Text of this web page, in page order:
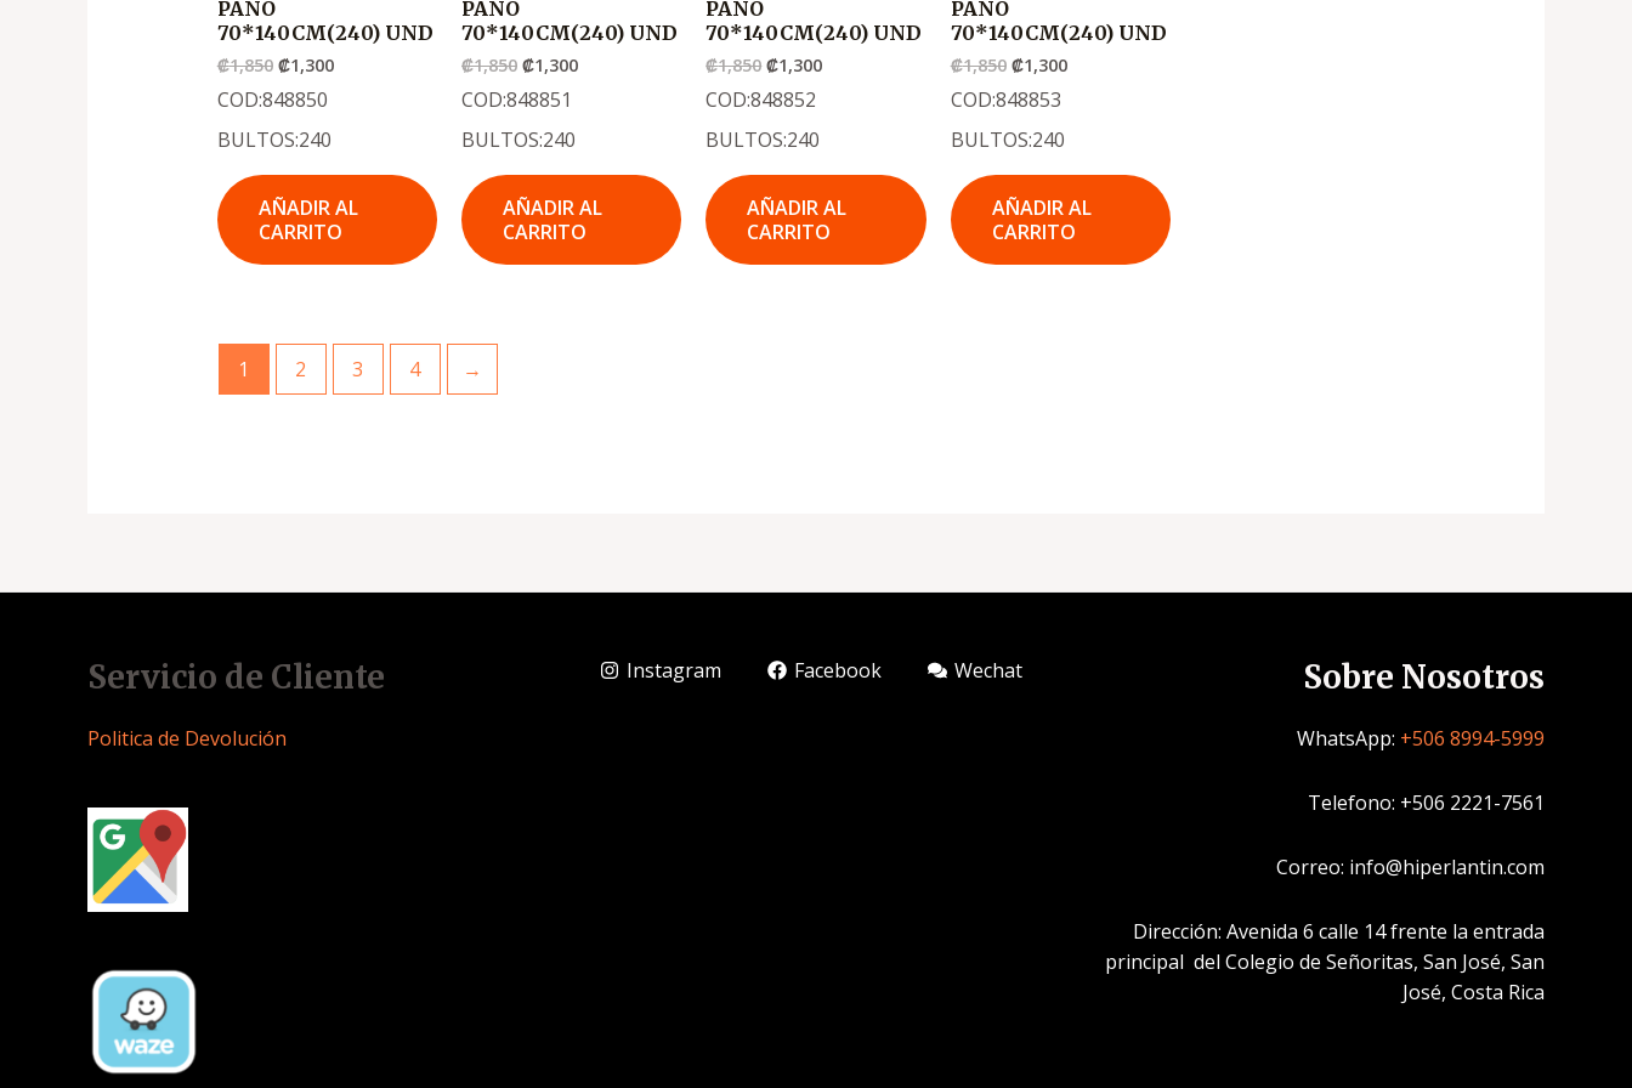
PANO
70*140CM(240) UND
₡1,850 ₡1,300
COD:848850
BULTOS:240
AÑADIR AL
CARRITO
PANO
70*140CM(240) UND
₡1,850 ₡1,300
COD:848851
BULTOS:240
AÑADIR AL
CARRITO
PANO
70*140CM(240) UND
₡1,850 ₡1,300
COD:848852
BULTOS:240
AÑADIR AL
CARRITO
PANO
70*140CM(240) UND
₡1,850 ₡1,300
COD:848853
BULTOS:240
AÑADIR AL
CARRITO
1 2 3 4 →
Servicio de Cliente
Politica de Devolución
Instagram Facebook Wechat Sobre Nosotros
WhatsApp: +506 8994-5999
Telefono: +506 2221-7561
Correo: info@hiperlantin.com
Dirección: Avenida 6 calle 14 frente la entrada
principal del Colegio de Señoritas, San José, San
José, Costa Rica